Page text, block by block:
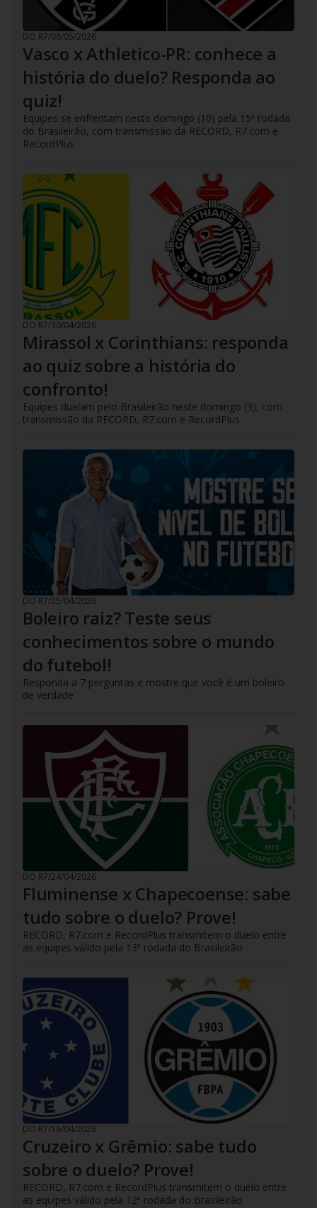
DO R7/08/05/2026
Vasco x Athletico-PR: conhece a
história do duelo? Responda ao
quiz!
Equipes se enfrentam neste domingo (10) pela 15ª rodada
do Brasileirão, com transmissão da RECORD, R7.com e
RecordPlus
DO R7/30/04/2026
Mirassol x Corinthians: responda
ao quiz sobre a história do
confronto!
Equipes duelam pelo Brasileirão neste domingo (3), com
transmissão da RECORD, R7.com e RecordPlus
DO R7/25/04/2026
Boleiro raiz? Teste seus
conhecimentos sobre o mundo
do futebol!
Responda a 7 perguntas e mostre que você é um boleiro
de verdade
DO R7/24/04/2026
Fluminense x Chapecoense: sabe
tudo sobre o duelo? Prove!
RECORD, R7.com e RecordPlus transmitem o duelo entre
as equipes válido pela 13ª rodada do Brasileirão
DO R7/16/04/2026
Cruzeiro x Grêmio: sabe tudo
sobre o duelo? Prove!
RECORD, R7.com e RecordPlus transmitem o duelo entre
as equipes válido pela 12ª rodada do Brasileirão